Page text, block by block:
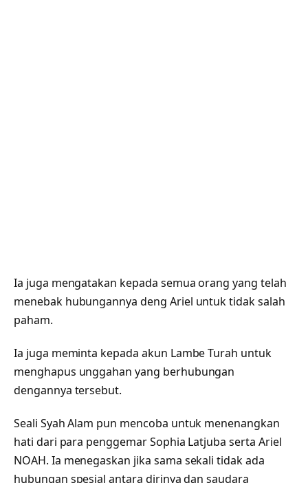
Ia juga mengatakan kepada semua orang yang telah
menebak hubungannya deng Ariel untuk tidak salah
paham.
Ia juga meminta kepada akun Lambe Turah untuk
menghapus unggahan yang berhubungan
dengannya tersebut.
Seali Syah Alam pun mencoba untuk menenangkan
hati dari para penggemar Sophia Latjuba serta Ariel
NOAH. Ia menegaskan jika sama sekali tidak ada
hubungan spesial antara dirinya dan saudara